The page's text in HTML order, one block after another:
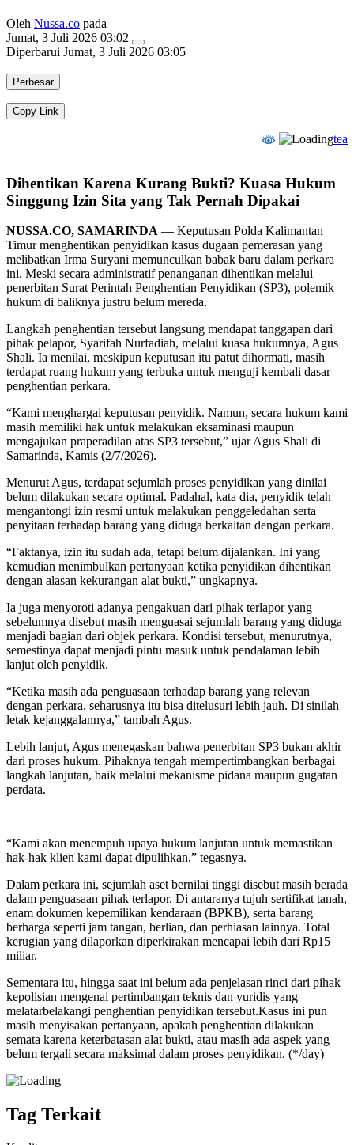
Oleh Nussa.co pada
Jumat, 3 Juli 2026 03:02
Diperbarui Jumat, 3 Juli 2026 03:05
Perbesar
Copy Link
tea
Dihentikan Karena Kurang Bukti? Kuasa Hukum
Singgung Izin Sita yang Tak Pernah Dipakai
NUSSA.CO, SAMARINDA — Keputusan Polda Kalimantan
Timur menghentikan penyidikan kasus dugaan pemerasan yang
melibatkan Irma Suryani memunculkan babak baru dalam perkara
ini. Meski secara administratif penanganan dihentikan melalui
penerbitan Surat Perintah Penghentian Penyidikan (SP3), polemik
hukum di baliknya justru belum mereda.
Langkah penghentian tersebut langsung mendapat tanggapan dari
pihak pelapor, Syarifah Nurfadiah, melalui kuasa hukumnya, Agus
Shali. Ia menilai, meskipun keputusan itu patut dihormati, masih
terdapat ruang hukum yang terbuka untuk menguji kembali dasar
penghentian perkara.
“Kami menghargai keputusan penyidik. Namun, secara hukum kami
masih memiliki hak untuk melakukan eksaminasi maupun
mengajukan praperadilan atas SP3 tersebut,” ujar Agus Shali di
Samarinda, Kamis (2/7/2026).
Menurut Agus, terdapat sejumlah proses penyidikan yang dinilai
belum dilakukan secara optimal. Padahal, kata dia, penyidik telah
mengantongi izin resmi untuk melakukan penggeledahan serta
penyitaan terhadap barang yang diduga berkaitan dengan perkara.
“Faktanya, izin itu sudah ada, tetapi belum dijalankan. Ini yang
kemudian menimbulkan pertanyaan ketika penyidikan dihentikan
dengan alasan kekurangan alat bukti,” ungkapnya.
Ia juga menyoroti adanya pengakuan dari pihak terlapor yang
sebelumnya disebut masih menguasai sejumlah barang yang diduga
menjadi bagian dari objek perkara. Kondisi tersebut, menurutnya,
semestinya dapat menjadi pintu masuk untuk pendalaman lebih
lanjut oleh penyidik.
“Ketika masih ada penguasaan terhadap barang yang relevan
dengan perkara, seharusnya itu bisa ditelusuri lebih jauh. Di sinilah
letak kejanggalannya,” tambah Agus.
Lebih lanjut, Agus menegaskan bahwa penerbitan SP3 bukan akhir
dari proses hukum. Pihaknya tengah mempertimbangkan berbagai
langkah lanjutan, baik melalui mekanisme pidana maupun gugatan
perdata.
“Kami akan menempuh upaya hukum lanjutan untuk memastikan
hak-hak klien kami dapat dipulihkan,” tegasnya.
Dalam perkara ini, sejumlah aset bernilai tinggi disebut masih berada
dalam penguasaan pihak terlapor. Di antaranya tujuh sertifikat tanah,
enam dokumen kepemilikan kendaraan (BPKB), serta barang
berharga seperti jam tangan, berlian, dan perhiasan lainnya. Total
kerugian yang dilaporkan diperkirakan mencapai lebih dari Rp15
miliar.
Sementara itu, hingga saat ini belum ada penjelasan rinci dari pihak
kepolisian mengenai pertimbangan teknis dan yuridis yang
melatarbelakangi penghentian penyidikan tersebut.Kasus ini pun
masih menyisakan pertanyaan, apakah penghentian dilakukan
semata karena keterbatasan alat bukti, atau masih ada aspek yang
belum tergali secara maksimal dalam proses penyidikan. (*/day)
Tag Terkait